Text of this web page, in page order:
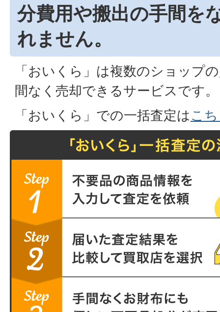
分費用や搬出の手間を
れません。
「おいくら」は複数のショップ
間なく売却できるサービスです。
「おいくら」での一括査定はこ